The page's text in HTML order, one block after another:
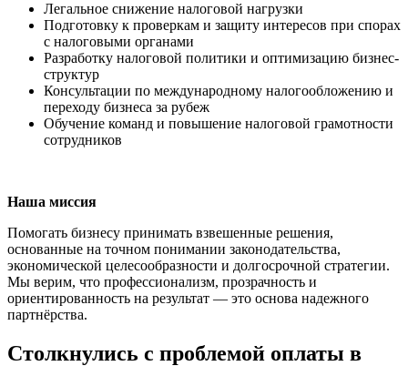
Легальное снижение налоговой нагрузки
Подготовку к проверкам и защиту интересов при спорах
с налоговыми органами
Разработку налоговой политики и оптимизацию бизнес-
структур
Консультации по международному налогообложению и
переходу бизнеса за рубеж
Обучение команд и повышение налоговой грамотности
сотрудников
Наша миссия
Помогать бизнесу принимать взвешенные решения,
основанные на точном понимании законодательства,
экономической целесообразности и долгосрочной стратегии.
Мы верим, что профессионализм, прозрачность и
ориентированность на результат — это основа надежного
партнёрства.
Столкнулись с проблемой оплаты в